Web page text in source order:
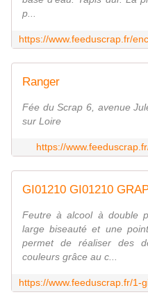
p...
Ranger
Fée du Scrap 6, avenue
sur Loire
https://
Feutre à alcool à double
large biseauté et une
permet de réaliser des
couleurs grâce au c...